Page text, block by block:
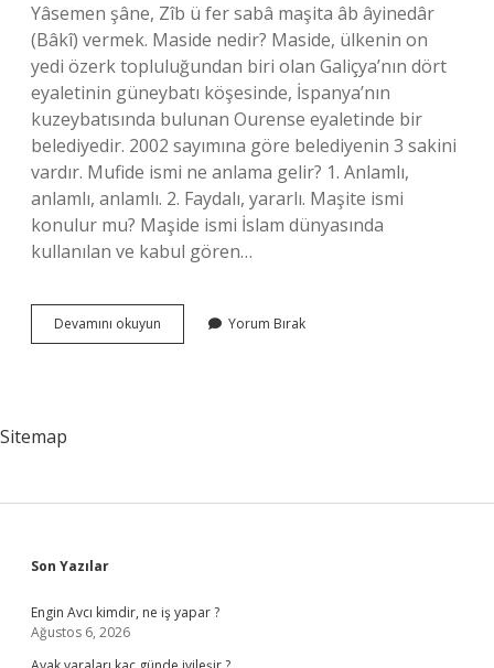
Yâsemen şâne, Zîb ü fer sabâ maşita âb âyinedâr
(Bâkî) vermek. Maside nedir? Maside, ülkenin on
yedi özerk topluluğundan biri olan Galiçya’nın dört
eyaletinin güneybatı köşesinde, İspanya’nın
kuzeybatısında bulunan Ourense eyaletinde bir
belediyedir. 2002 sayımına göre belediyenin 3 sakini
vardır. Mufide ismi ne anlama gelir? 1. Anlamlı,
anlamlı, anlamlı. 2. Faydalı, yararlı. Maşite ismi
konulur mu? Maşide ismi İslam dünyasında
kullanılan ve kabul gören…
Devamını okuyun
Ismi
Yorum Bırak
Sitemap
Sidebar
Son Yazılar
Engin Avcı kimdir, ne iş yapar ?
Ağustos 6, 2026